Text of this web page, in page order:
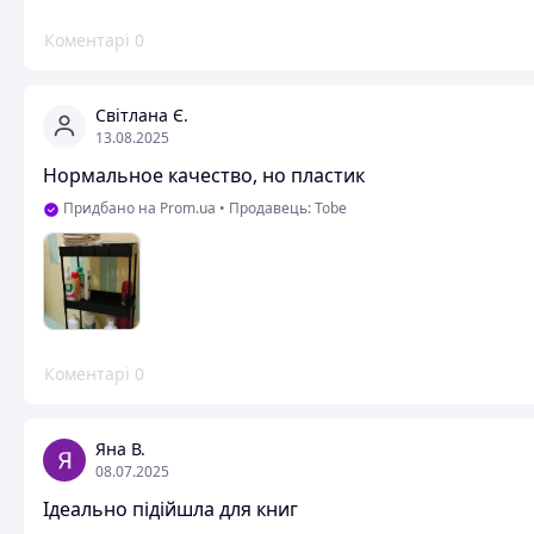
Недоліки
Коментарі 0
Світлана Є.
13.08.2025
Нормальное качество, но пластик
Придбано на Prom.ua • Продавець: Tobe
Коментарі 0
Яна В.
08.07.2025
Ідеально підійшла для книг